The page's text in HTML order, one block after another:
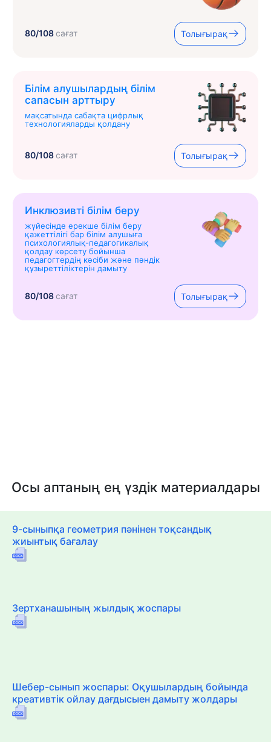
80/108сағат Толығырақ
Білім алушылардың білім
сапасын арттыру
мақсатында сабақта цифрлық
технологияларды қолдану
80/108сағат Толығырақ
Инклюзивті білім беру
жүйесінде ерекше білім беру
қажеттілігі бар білім алушыға
психологиялық-педагогикалық
қолдау көрсету бойынша
педагогтердің кәсіби және пәндік
құзыреттіліктерін дамыту
80/108сағат Толығырақ
Осы аптаның ең үздік материалдары
9-сыныпқа геометрия пәнінен тоқсандық
жиынтық бағалау
Зертханашының жылдық жоспары
Шебер-сынып жоспары: Оқушылардың бойында
креативтік ойлау дағдысыен дамыту жолдары